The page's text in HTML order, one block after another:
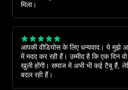
मिला।
आपकी वीडियोस के लिए धन्यवाद। ये मुझे
में मदद कर रही हैं। उम्मीद है कि एक दिन
खुली होंगी। समाज में अभी भी कई टैबू हैं,
बदल रही हैं।